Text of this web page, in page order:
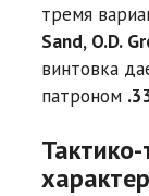
тремя
Sand, O.D.
винтовка
патроном